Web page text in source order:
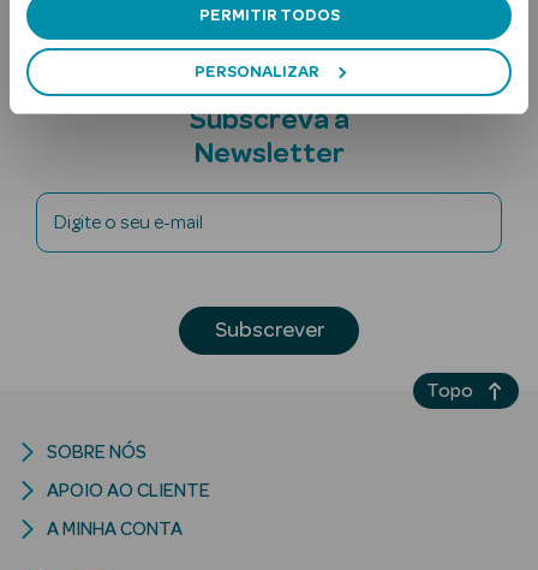
PERMITIR TODOS
PERSONALIZAR
Ver Tudo
Solares
Criança
Subscreva a
Newsletter
Digite o seu e-mail
Subscrever
SOBRE NÓS
APOIO AO CLIENTE
A MINHA CONTA
Topo